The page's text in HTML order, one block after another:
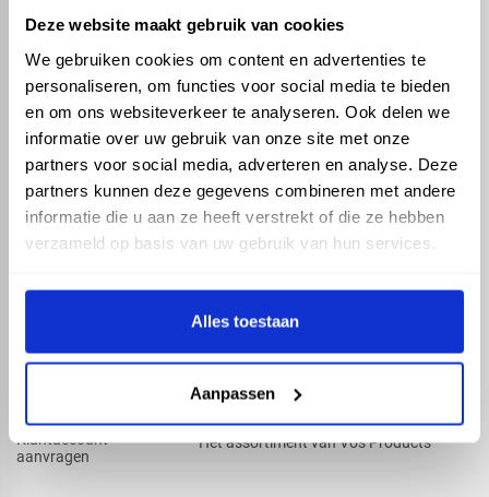
Deze website maakt gebruik van cookies
We gebruiken cookies om content en advertenties te
personaliseren, om functies voor social media te bieden
en om ons websiteverkeer te analyseren. Ook delen we
informatie over uw gebruik van onze site met onze
partners voor social media, adverteren en analyse. Deze
partners kunnen deze gegevens combineren met andere
informatie die u aan ze heeft verstrekt of die ze hebben
verzameld op basis van uw gebruik van hun services.
Alles toestaan
Aanpassen
ASSORTIMENT
Hemelwaterafvoer
Drukleiding
Beregening
Dak en gevel
KENNIS EN HULP
Klantenservice
Kennisbank
Klantaccount
aanvragen
PRODUCTCATALOGUS 2026
Het assortiment van Vos Products
check_circleDé bouwmarkt van Altena
check_circle Direct uit grote voorraad geleverd met eigen transport
check_circleLevering in NL en BE